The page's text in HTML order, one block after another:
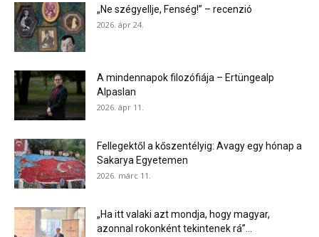
„Ne szégyellje, Fenség!” – recenzió
2026. ápr 24.
A mindennapok filozófiája – Ertüngealp
Alpaslan
2026. ápr 11.
Fellegektől a kőszentélyig: Avagy egy hónap a
Sakarya Egyetemen
2026. márc 11.
„Ha itt valaki azt mondja, hogy magyar,
azonnal rokonként tekintenek rá”...